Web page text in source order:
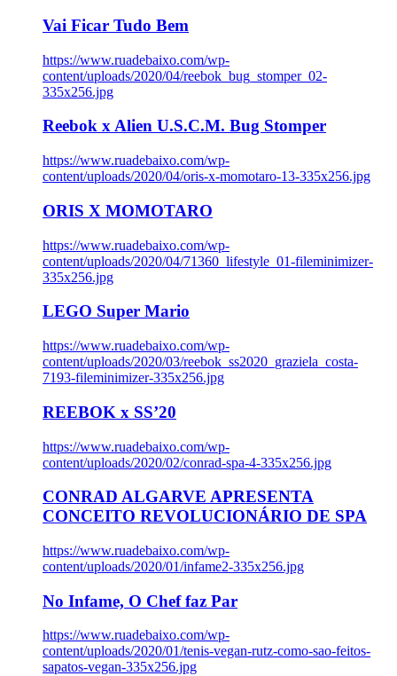
Vai Ficar Tudo Bem
https://www.ruadebaixo.com/wp-
content/uploads/2020/04/reebok_bug_stomper_02-
335x256.jpg
Reebok x Alien U.S.C.M. Bug Stomper
https://www.ruadebaixo.com/wp-
content/uploads/2020/04/oris-x-momotaro-13-335x256.jpg
ORIS X MOMOTARO
https://www.ruadebaixo.com/wp-
content/uploads/2020/04/71360_lifestyle_01-fileminimizer-
335x256.jpg
LEGO Super Mario
https://www.ruadebaixo.com/wp-
content/uploads/2020/03/reebok_ss2020_graziela_costa-
7193-fileminimizer-335x256.jpg
REEBOK x SS’20
https://www.ruadebaixo.com/wp-
content/uploads/2020/02/conrad-spa-4-335x256.jpg
CONRAD ALGARVE APRESENTA
CONCEITO REVOLUCIONÁRIO DE SPA
https://www.ruadebaixo.com/wp-
content/uploads/2020/01/infame2-335x256.jpg
No Infame, O Chef faz Par
https://www.ruadebaixo.com/wp-
content/uploads/2020/01/tenis-vegan-rutz-como-sao-feitos-
sapatos-vegan-335x256.jpg